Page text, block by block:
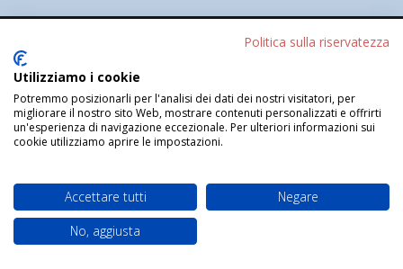
Elegant Themes| Sviluppato da
Politica sulla riservatezza
Utilizziamo i cookie
Potremmo posizionarli per l'analisi dei dati dei nostri visitatori, per
migliorare il nostro sito Web, mostrare contenuti personalizzati e offrirti
un'esperienza di navigazione eccezionale. Per ulteriori informazioni sui
cookie utilizziamo aprire le impostazioni.
Accettare tutti
Negare
No, aggiusta